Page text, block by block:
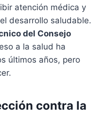
atención médica y
desarrollo saludable.
del Consejo
a la salud ha
últimos años, pero
contra la